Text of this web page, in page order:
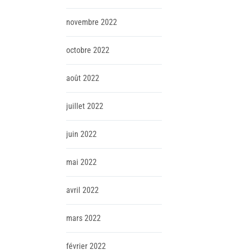
novembre 2022
octobre 2022
août 2022
juillet 2022
juin 2022
mai 2022
avril 2022
mars 2022
février 2022